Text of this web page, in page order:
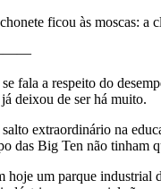
ficou às moscas:
fala a respeito do
deixou de ser há muito.
extraordinário na
das Big Ten não tinham
hoje um parque industrial